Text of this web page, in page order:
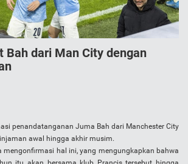
Bah dari Man City dengan
penandatanganan Juma Bah dari Manchester City
awal hingga akhir musim.
mengonfirmasi hal ini, yang mengungkapkan bahwa